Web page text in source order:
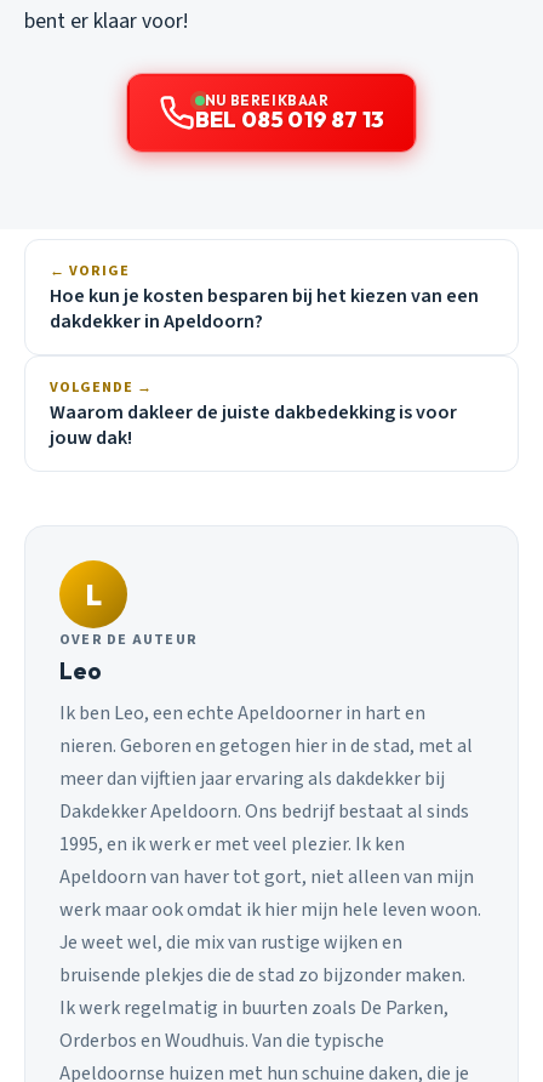
bent er klaar voor!
NU BEREIKBAAR
BEL 085 019 87 13
← VORIGE
Hoe kun je kosten besparen bij het kiezen van een
dakdekker in Apeldoorn?
VOLGENDE →
Waarom dakleer de juiste dakbedekking is voor
jouw dak!
L
OVER DE AUTEUR
Leo
Ik ben Leo, een echte Apeldoorner in hart en
nieren. Geboren en getogen hier in de stad, met al
meer dan vijftien jaar ervaring als dakdekker bij
Dakdekker Apeldoorn. Ons bedrijf bestaat al sinds
1995, en ik werk er met veel plezier. Ik ken
Apeldoorn van haver tot gort, niet alleen van mijn
werk maar ook omdat ik hier mijn hele leven woon.
Je weet wel, die mix van rustige wijken en
bruisende plekjes die de stad zo bijzonder maken.
Ik werk regelmatig in buurten zoals De Parken,
Orderbos en Woudhuis. Van die typische
Apeldoornse huizen met hun schuine daken, die je